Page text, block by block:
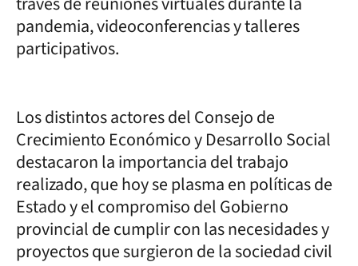
pandemia, videoconferencias y talleres
participativos.
Los distintos actores del Consejo de
Crecimiento Económico y Desarrollo Social
destacaron la importancia del trabajo
realizado, que hoy se plasma en políticas de
Estado y el compromiso del Gobierno
provincial de cumplir con las necesidades y
proyectos que surgieron de la sociedad civil